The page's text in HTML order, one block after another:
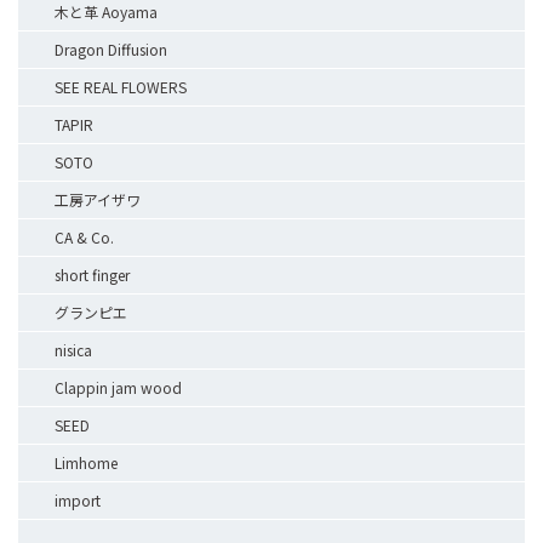
木と革 Aoyama
Dragon Diffusion
SEE REAL FLOWERS
TAPIR
SOTO
工房アイザワ
CA & Co.
short finger
グランピエ
nisica
Clappin jam wood
SEED
Limhome
import